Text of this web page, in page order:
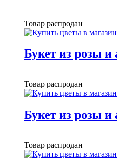
Товар распродан
Букет из розы и
Товар распродан
Букет из розы и
Товар распродан